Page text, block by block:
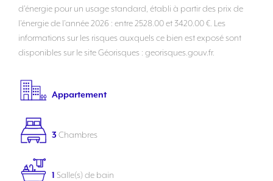
d'énergie pour un usage standard, établi à partir des prix de
l'énergie de l'année 2026 : entre 2528.00 et 3420.00 €. Les
informations sur les risques auxquels ce bien est exposé sont
disponibles sur le site Géorisques : georisques.gouv.fr.
Appartement
3 Chambres
1 Salle(s) de bain